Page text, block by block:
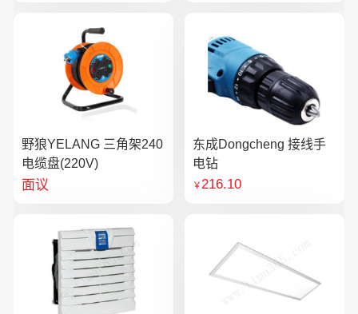
野狼YELANG 三角架240
电缆盘(220V)
面议
东成Dongcheng 接线手
电钻
￥216.10